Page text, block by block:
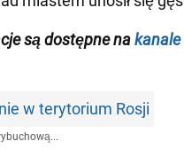
są dostępne nakanale
w terytorium Rosji